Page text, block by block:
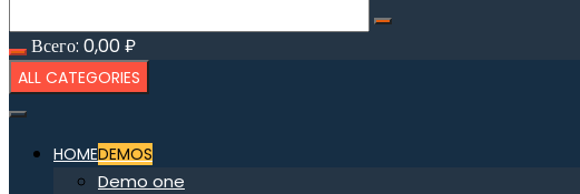
Всего: 0,00₽
ALL CATEGORIES
HOMEDEMOS
Demo one